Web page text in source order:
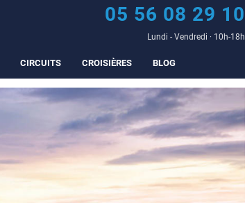
05 56 08 29 10
Lundi - Vendredi · 10h-18h
CIRCUITS CROISIÈRES BLOG